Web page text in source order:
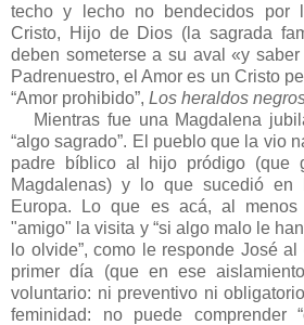
techo y lecho no bendecidos por
Cristo, Hijo de Dios (la sagrada
deben someterse a su aval «y
Padrenuestro, el Amor es un Cristo
“Amor prohibido”, Los heraldos
Mientras fue una Magdalena
“algo sagrado”. El pueblo que la vio
padre bíblico al hijo pródigo (que
Magdalenas) y lo que sucedió en
Europa. Lo que es acá, al menos
"amigo" la visita y “si algo malo le
lo olvide”, como le responde José
primer día (que en ese
voluntario: ni preventivo ni
feminidad: no puede comprender